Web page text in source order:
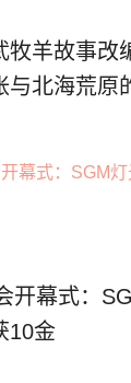
牧羊故事改
与北海荒原
开幕式：
10金